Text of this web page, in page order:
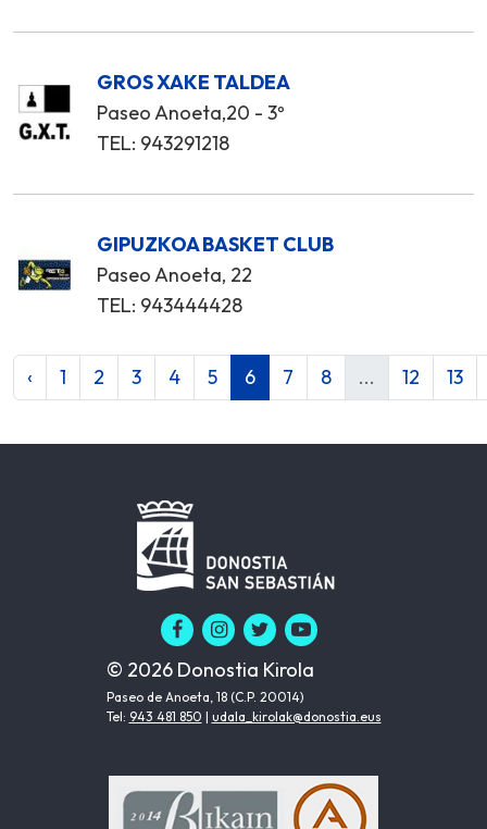
GROS XAKE TALDEA
Paseo Anoeta,20 - 3º
TEL: 943291218
GIPUZKOA BASKET CLUB
Paseo Anoeta, 22
TEL: 943444428
‹ 1 2 3 4 5 6 7 8 ... 12 13
© 2026 Donostia Kirola
Paseo de Anoeta, 18 (C.P. 20014)
Tel: 943 481 850 | udala_kirolak@donostia.eus